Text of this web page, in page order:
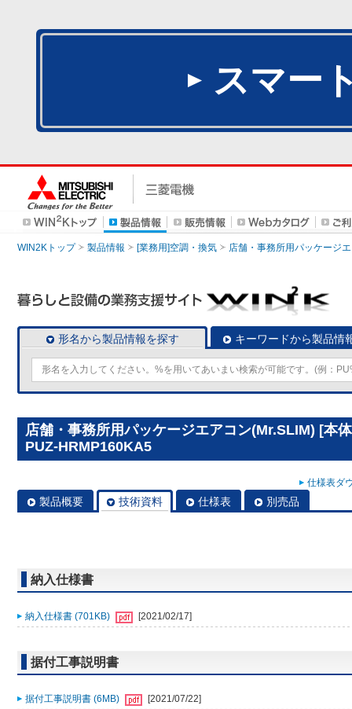
スマー
WIN2Kトップ 製品情報 [業務用]空調・換気 店舗・事務所用パッケージ
形名から製品情報を探す キーワードから製品情
店舗・事務所用パッケージエアコン(Mr.SLIM) [本
PUZ-HRMP160KA5
仕様表ダ
製品概要 技術資料 仕様表 別売品
納入仕様書
納入仕様書 (701KB) [2021/02/17]
据付工事説明書
据付工事説明書 (6MB) [2021/07/22]